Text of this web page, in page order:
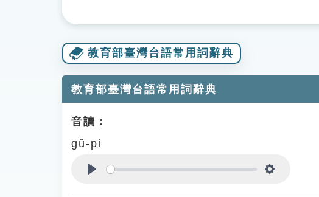
教育部臺灣台語常用詞辭典
教育部臺灣台語常用詞辭典
音讀：
gû-pi